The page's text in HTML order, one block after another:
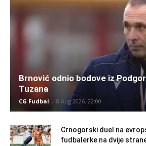
Brnović odnio bodove iz
Tuzana
CG Fudbal - 8 Aug 2026. 22:00
Crnogorski duel na
fudbalerke na dvije